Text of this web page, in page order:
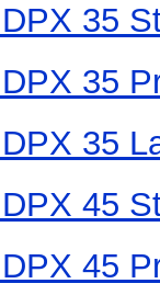
35
35
35
45
45